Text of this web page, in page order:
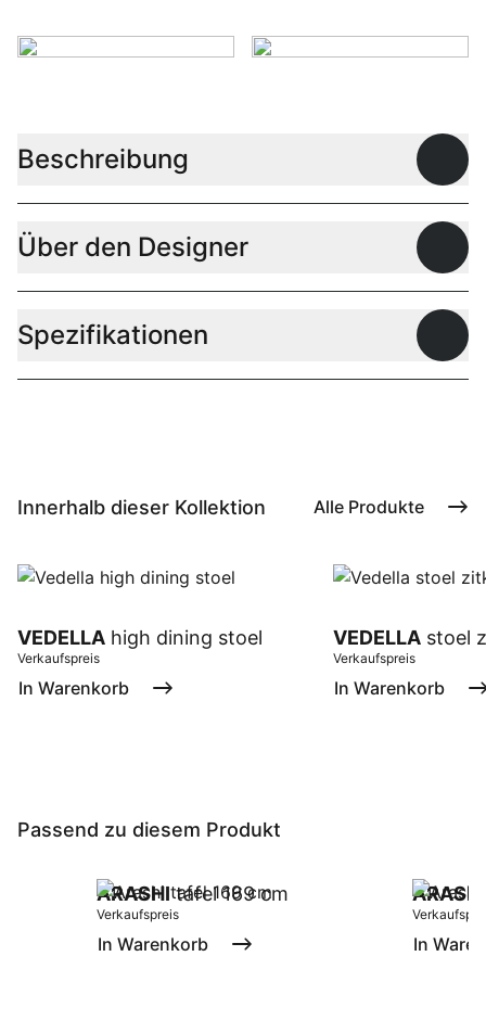
Beschreibung
Über den Designer
Spezifikationen
Innerhalb dieser Kollektion Alle Produkte
VEDELLA high dining stoel
Verkaufspreis
In Warenkorb
VEDELLAstoel
Verkaufspreis
In Warenkorb
Passend zu diesem Produkt
ARASHItafel 169 cm
Verkaufspreis
In Warenkorb
ARASHI
In